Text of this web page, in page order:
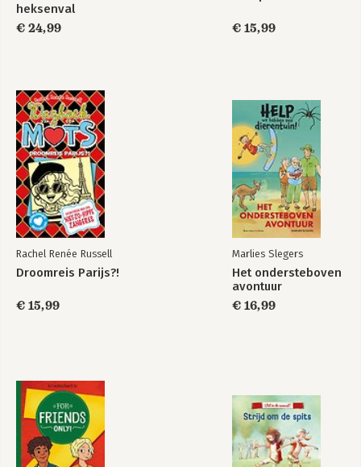
heksenval
€ 24,99
€ 15,99
Rachel Renée Russell
Droomreis Parijs?!
€ 15,99
Marlies Slegers
Het ondersteboven
avontuur
€ 16,99